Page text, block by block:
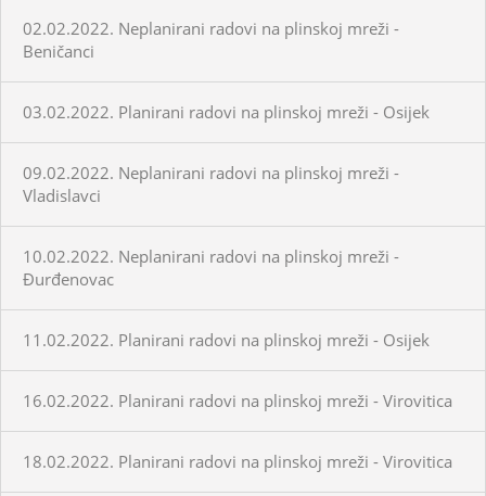
02.02.2022. Neplanirani radovi na plinskoj mreži -
Beničanci
03.02.2022. Planirani radovi na plinskoj mreži - Osijek
09.02.2022. Neplanirani radovi na plinskoj mreži -
Vladislavci
10.02.2022. Neplanirani radovi na plinskoj mreži -
Đurđenovac
11.02.2022. Planirani radovi na plinskoj mreži - Osijek
16.02.2022. Planirani radovi na plinskoj mreži - Virovitica
18.02.2022. Planirani radovi na plinskoj mreži - Virovitica